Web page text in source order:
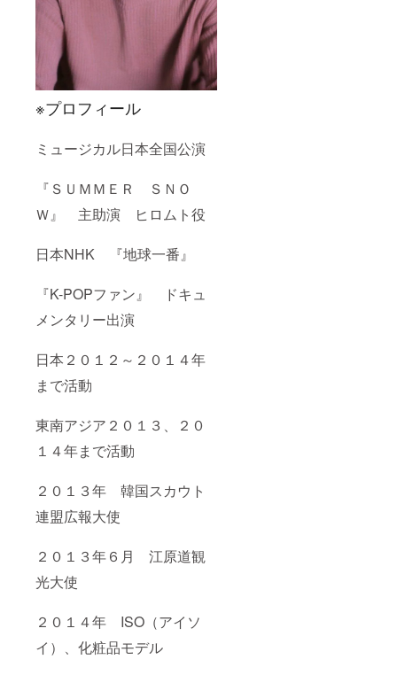
※プロフィール
ミュージカル日本全国公演
『ＳＵＭＭＥＲ ＳＮＯ
Ｗ』 主助演 ヒロムト役
日本NHK 『地球一番』
『K-POPファン』 ドキュ
メンタリー出演
日本２０１２～２０１４年
まで活動
東南アジア２０１３、２０
１４年まで活動
２０１３年 韓国スカウト
連盟広報大使
２０１３年６月 江原道観
光大使
２０１４年 ISO（アイソ
イ）、化粧品モデル